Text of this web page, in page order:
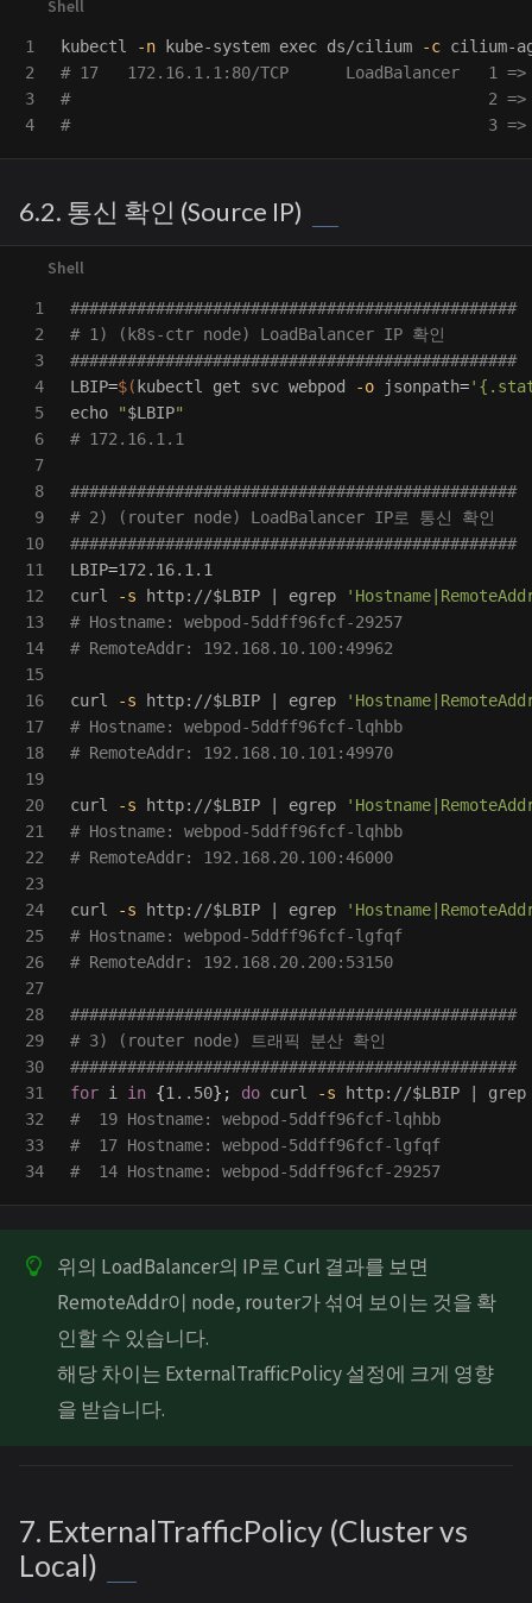
1
2
3
kubectl -n kube-system exec ds/cilium -c cilium-
# 17   172.16.1.1:80/TCP      LoadBalancer
#                                            2 =>
#                                            3 =>
6.2. 통신 확인 (Source IP)
1
2
3
4
5
6
7
8
9
10
11
12
13
14
15
16
17
18
19
20
21
22
23
24
25
26
27
28
29
30
31
32
33
###############################################
# 1) (k8s-ctr node) LoadBalancer IP 확인
###############################################
LBIP=$( kubectl get svc webpod -o jsonpath=
echo
"$LBIP"
# 172.16.1.1
###############################################
# 2) (router node) LoadBalancer IP로 통신 확인
###############################################
LBIP=172.16.1.1
curl
-s http://$LBIP | egrep
# Hostname: webpod-5ddff96fcf-29257
# RemoteAddr: 192.168.10.100:49962
curl -s http://$LBIP | egrep
# Hostname: webpod-5ddff96fcf-lqhbb
# RemoteAddr: 192.168.10.101:49970
curl -s http://$LBIP | egrep
# Hostname: webpod-5ddff96fcf-lqhbb
# RemoteAddr: 192.168.20.100:46000
curl -s http://$LBIP | egrep
# Hostname: webpod-5ddff96fcf-lgfqf
# RemoteAddr: 192.168.20.200:53150
###############################################
# 3) (router node) 트래픽 분산 확인
###############################################
for i in {1..50} ; do curl -s http://$LBIP
#  19 Hostname: webpod-5ddff96fcf-lqhbb
#  17 Hostname: webpod-5ddff96fcf-lgfqf
#  14 Hostname: webpod-5ddff96fcf-29257
위의 LoadBalancer의 IP로 Curl 결과를 보면
RemoteAddr이 node, router가 섞여 보이는 것을 확
인할 수 있습니다.
해당 차이는 ExternalTrafficPolicy 설정에 크게 영향
을 받습니다.
7. ExternalTrafficPolicy (Cluster vs
Local)